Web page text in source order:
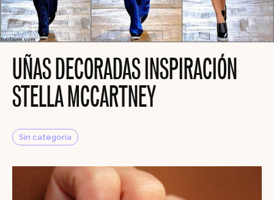
UÑAS DECORADAS INSPIRACIÓN
STELLA MCCARTNEY
Sin categoría